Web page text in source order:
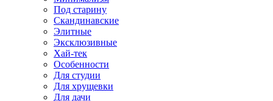
Под старину
Скандинавские
Элитные
Эксклюзивные
Хай-тек
Особенности
Для студии
Для хрущевки
Для дачи